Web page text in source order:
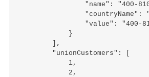
"name": "400-
"countryName": "
"value": "400-
            }
        ],
        "unionCustomers": [
            1,
            2,